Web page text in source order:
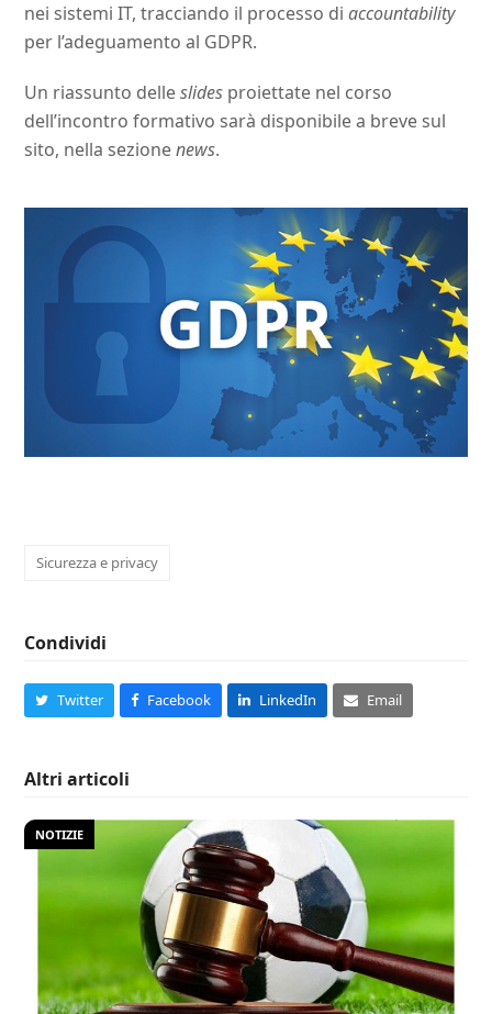
nei sistemi IT, tracciando il processo diaccountability
per l’adeguamento al GDPR.
Un riassunto delleslides proiettate nel corso
dell’incontro formativo sarà disponibile a breve sul
sito, nella sezionenews.
Sicurezza e privacy
Condividi
Twitter Facebook LinkedIn Email
Altri articoli
NOTIZIE